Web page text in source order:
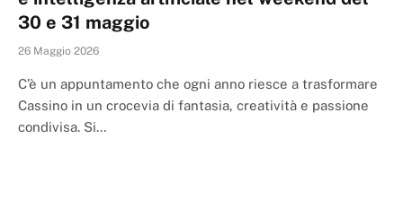
30 e 31 maggio
26 Maggio 2026
C’è un appuntamento che ogni anno riesce a trasformare
Cassino in un crocevia di fantasia, creatività e passione
condivisa. Si…